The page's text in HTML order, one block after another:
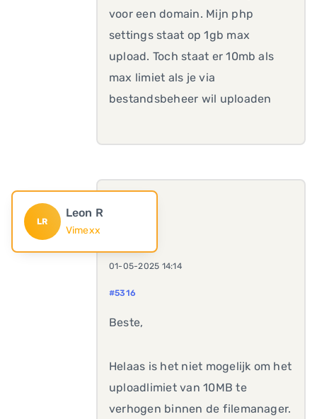
voor een domain. Mijn php
settings staat op 1gb max
upload. Toch staat er 10mb als
max limiet als je via
bestandsbeheer wil uploaden
LR
Leon R
Vimexx
01-05-2025 14:14
#5316
Beste,
Helaas is het niet mogelijk om het
uploadlimiet van 10MB te
verhogen binnen de filemanager.